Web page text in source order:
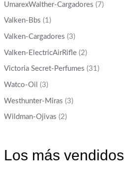
UmarexWalther-Cargadores (7)
Valken-Bbs (1)
Valken-Cargadores (3)
Valken-ElectricAirRifle (2)
Victoria Secret-Perfumes (31)
Watco-Oil (3)
Westhunter-Miras (3)
Wildman-Ojivas (2)
Los más vendidos